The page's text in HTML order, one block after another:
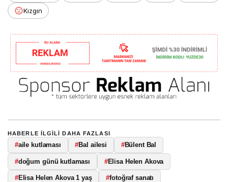
Kızgın
HABERLE ILGILI DAHA FAZLASI
#aile kutlaması #Bal ailesi #Bülent Bal
#doğum günü kutlaması #Elisa Helen Akova
#Elisa Helen Akova 1 yaş #fotoğraf sanatı